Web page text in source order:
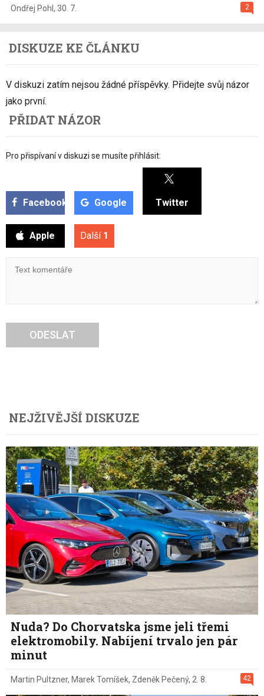
2
Ondřej Pohl , 30. 7.
DISKUZE KE ČLÁNKU
V diskuzi zatím nejsou žádné příspěvky. Přidejte svůj názor
jako první.
PŘIDAT NÁZOR
Pro přispívaní v diskuzi se musíte přihlásit:
Facebook Google Twitter
Apple Další 1
ODESLAT
NEJŽIVĚJŠÍ DISKUZE
Nuda? Do Chorvatska jsme jeli třemi
elektromobily. Nabíjení trvalo jen pár
minut
42
Martin Pultzner, Marek Tomíšek, Zdeněk Pečený, 2. 8.